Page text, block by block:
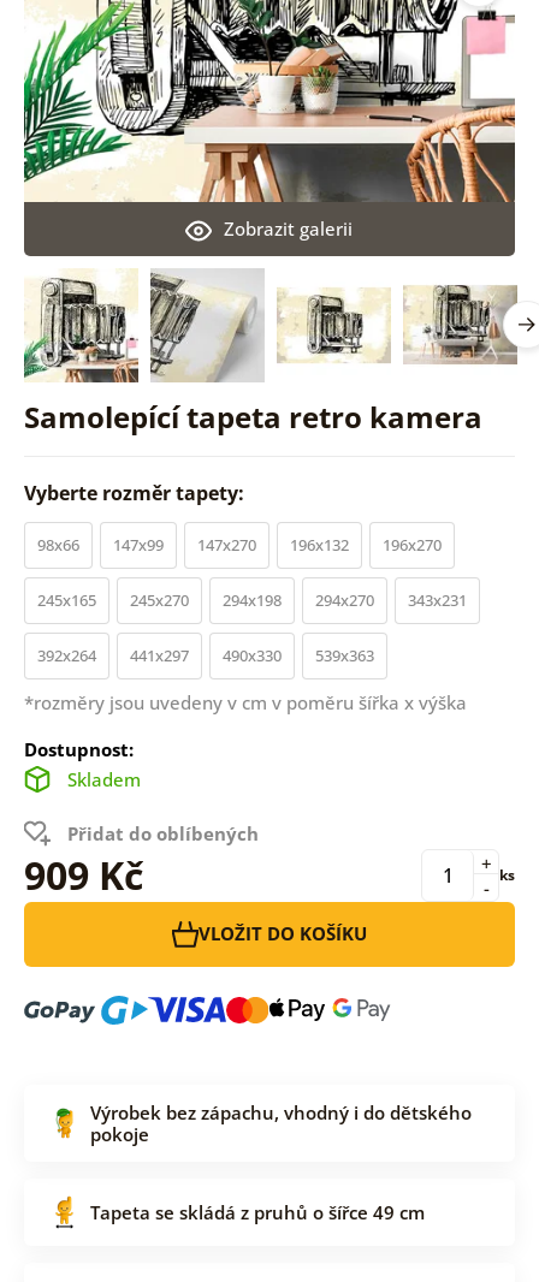
Samolepící tapeta retro kamera
Zobrazit galerii
Vyberte rozměr tapety:
98x66 147x99 147x270 196x132 196x270
245x165 245x270 294x198 294x270 343x231
392x264 441x297 490x330 539x363
*rozměry jsou uvedeny v cm v poměru šířka x výška
Dostupnost:
Skladem
Přidat do oblíbených
909 Kč -
+ ks
VLOŽIT DO KOŠÍKU
Výrobek bez zápachu, vhodný i do dětského
pokoje
Tapeta se skládá z pruhů o šířce 49 cm